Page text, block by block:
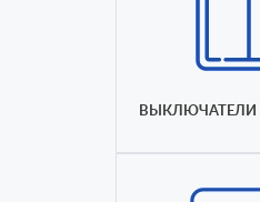
ВЫКЛЮЧАТЕЛИ